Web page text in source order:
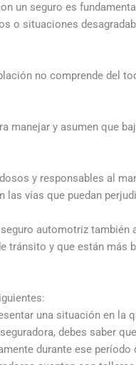
un seguro es
o situaciones
no comprende del
manejar y asumen que
y responsables al
vías que puedan
automotriz
tránsito y que están más
una situación en la
debes saber
durante ese período